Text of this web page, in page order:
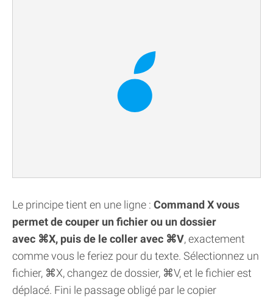
Le principe tient en une ligne : Command X vous
permet de couper un fichier ou un dossier
avec ⌘X, puis de le coller avec ⌘V, exactement
comme vous le feriez pour du texte. Sélectionnez un
fichier, ⌘X, changez de dossier, ⌘V, et le fichier est
déplacé. Fini le passage obligé par le copier